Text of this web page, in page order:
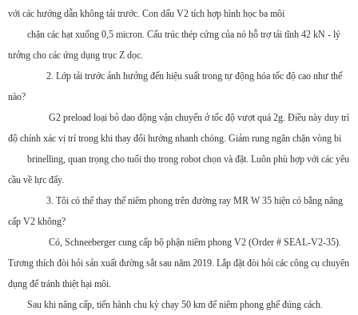
với các hướng dẫn không tải trước. Con dấu V2 tích hợp hình học ba môi
chặn các hạt xuống 0,5 micron. Cấu trúc thép cứng của nó hỗ trợ tải tĩnh 42 kN - lý
tưởng cho các ứng dụng trục Z dọc.
2. Lớp tải trước ảnh hưởng đến hiệu suất trong tự động hóa tốc độ cao như thế
nào?
G2 preload loại bỏ dao động vận chuyển ở tốc độ vượt quá 2g. Điều này duy trì
độ chính xác vị trí trong khi thay đổi hướng nhanh chóng. Giảm rung ngăn chặn vòng bi
brinelling, quan trọng cho tuổi thọ trong robot chọn và đặt. Luôn phù hợp với các yêu
cầu về lực đẩy.
3. Tôi có thể thay thế niêm phong trên đường ray MR W 35 hiện có bằng nâng
cấp V2 không?
Có, Schneeberger cung cấp bộ phận niêm phong V2 (Order # SEAL-V2-35).
Tương thích đòi hỏi sản xuất đường sắt sau năm 2019. Lắp đặt đòi hỏi các công cụ chuyên
dụng để tránh thiệt hại môi.
Sau khi nâng cấp, tiến hành chu kỳ chạy 50 km để niêm phong ghế đúng cách.